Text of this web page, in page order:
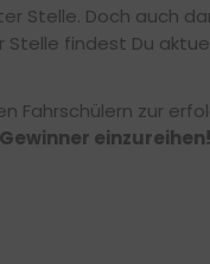
Stelle. Doch auch
Stelle findest Du
Fahrschülern zur
einzureihen!